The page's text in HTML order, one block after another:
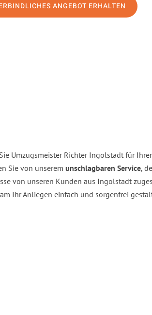
ANGEBOT ERHALTEN
Umzugsmeister Richter Ingolstadt für
Sie von unserem unschlagbaren Service,
von unseren Kunden aus Ingolstadt
Ihr Anliegen einfach und sorgenfrei